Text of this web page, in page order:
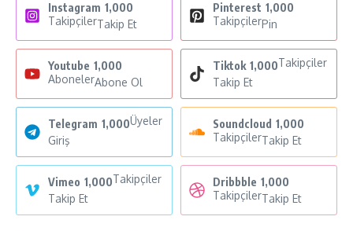
Instagram 1,000
TakipçilerTakip Et
Pinterest 1,000
TakipçilerPin
Youtube 1,000
AbonelerAbone Ol
Tiktok 1,000Takipçiler
Takip Et
Telegram 1,000Üyeler
Giriş
Soundcloud 1,000
TakipçilerTakip Et
Vimeo 1,000Takipçiler
Takip Et
Dribbble 1,000
TakipçilerTakip Et